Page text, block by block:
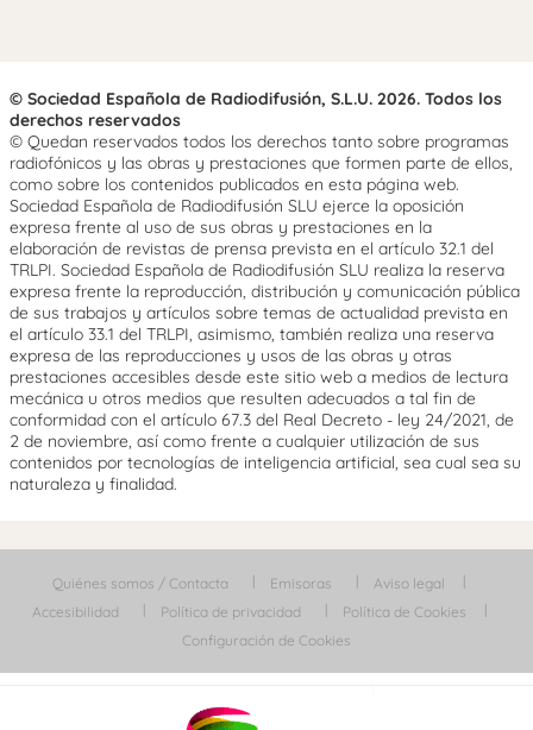
© Sociedad Española de Radiodifusión, S.L.U. 2026. Todos los
derechos reservados
© Quedan reservados todos los derechos tanto sobre programas
radiofónicos y las obras y prestaciones que formen parte de ellos,
como sobre los contenidos publicados en esta página web.
Sociedad Española de Radiodifusión SLU ejerce la oposición
expresa frente al uso de sus obras y prestaciones en la
elaboración de revistas de prensa prevista en el artículo 32.1 del
TRLPI. Sociedad Española de Radiodifusión SLU realiza la reserva
expresa frente la reproducción, distribución y comunicación pública
de sus trabajos y artículos sobre temas de actualidad prevista en
el artículo 33.1 del TRLPI, asimismo, también realiza una reserva
expresa de las reproducciones y usos de las obras y otras
prestaciones accesibles desde este sitio web a medios de lectura
mecánica u otros medios que resulten adecuados a tal fin de
conformidad con el artículo 67.3 del Real Decreto - ley 24/2021, de
2 de noviembre, así como frente a cualquier utilización de sus
contenidos por tecnologías de inteligencia artificial, sea cual sea su
naturaleza y finalidad.
Quiénes somos / Contacta Emisoras
Aviso legal
Accesibilidad
Política de privacidad
Política de Cookies
Configuración de Cookies